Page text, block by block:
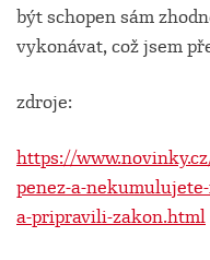
být schopen sám
vykonávat, což jsem
zdroje:
https://
penez-a-
a-pripravili-zakon.html